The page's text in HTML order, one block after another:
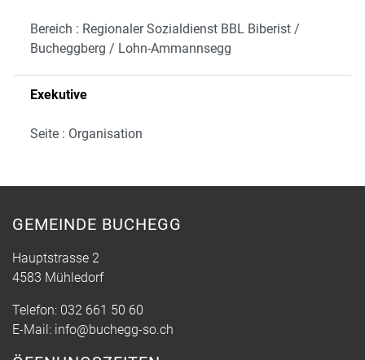
Bereich : Regionaler Sozialdienst BBL Biberist /
Bucheggberg / Lohn-Ammannsegg
Exekutive
Seite : Organisation
GEMEINDE BUCHEGG
Hauptstrasse 2
4583 Mühledorf
Telefon: 032 661 50 60
E-Mail: info@buchegg-so.ch